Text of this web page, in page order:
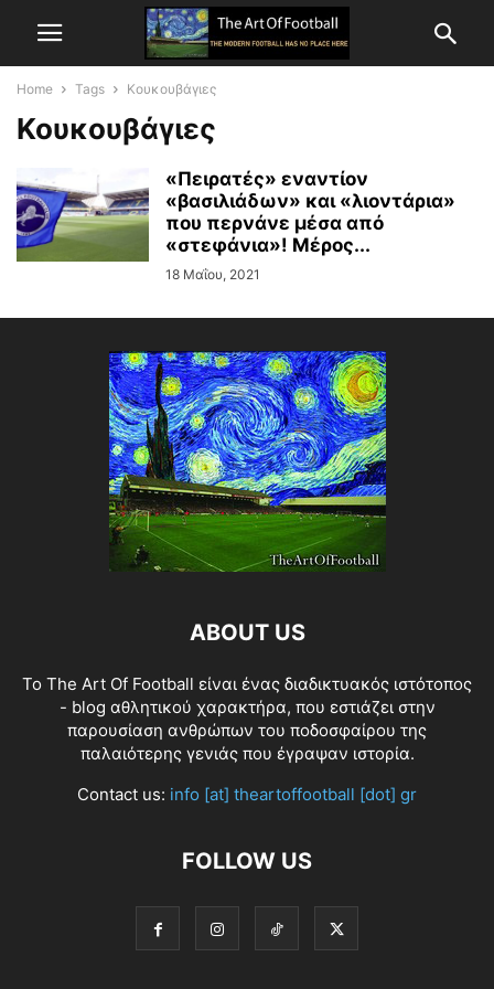
Home Tags Κουκουβάγιες
Κουκουβάγιες
«Πειρατές» εναντίον
«βασιλιάδων» και «λιοντάρια»
που περνάνε μέσα από
«στεφάνια»! Μέρος...
18 Μαΐου, 2021
ABOUT US
Το The Art Of Football είναι ένας διαδικτυακός ιστότοπος
- blog αθλητικού χαρακτήρα, που εστιάζει στην
παρουσίαση ανθρώπων του ποδοσφαίρου της
παλαιότερης γενιάς που έγραψαν ιστορία.
Contact us: info [at] theartoffootball [dot] gr
FOLLOW US